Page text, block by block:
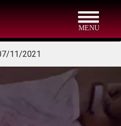
11/2021